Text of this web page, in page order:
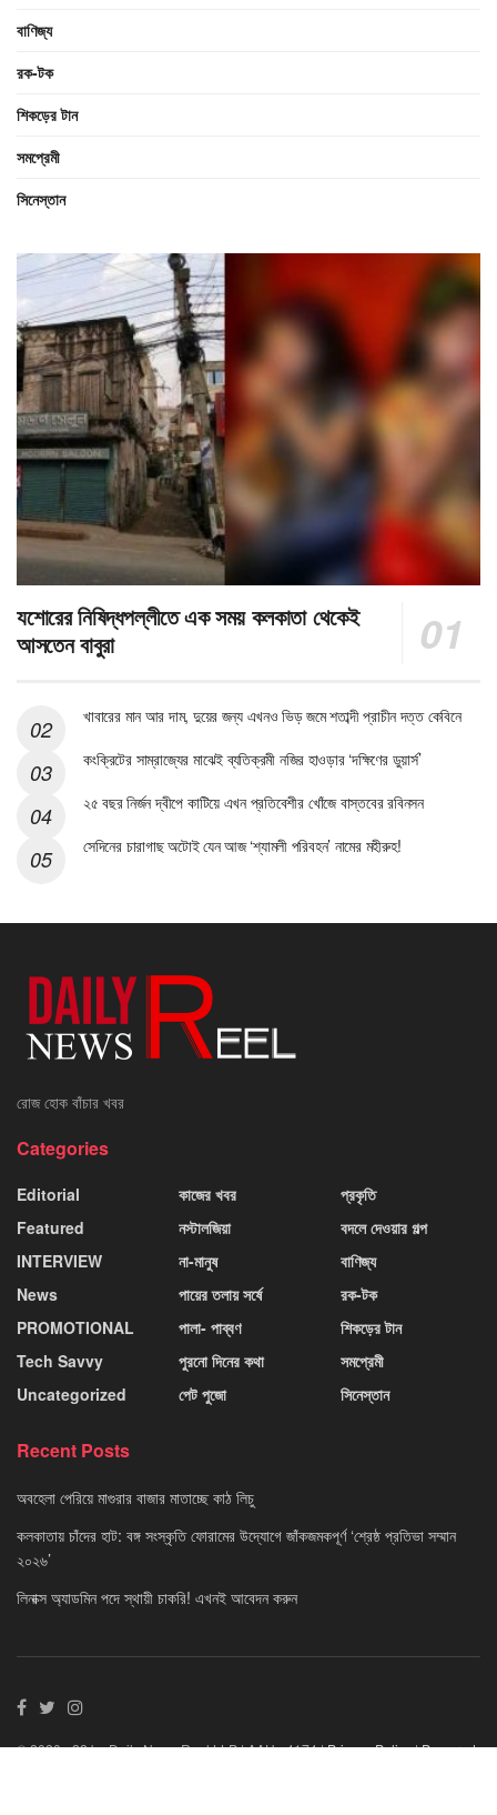
বাণিজ্য
রক-টক
শিকড়ের টান
সমপ্রেমী
সিনেস্তান
যশোরের নিষিদ্ধপল্লীতে এক সময় কলকাতা থেকেই
আসতেন বাবুরা
খাবারের মান আর দাম, দুয়ের জন্য এখনও ভিড় জমে শতাব্দী প্রাচীন দত্ত কেবিনে
কংক্রিটের সাম্রাজ্যের মাঝেই ব্যতিক্রমী নজির হাওড়ার ‘দক্ষিণের ডুয়ার্স’
২৫ বছর নির্জন দ্বীপে কাটিয়ে এখন প্রতিবেশীর খোঁজে বাস্তবের রবিনসন
সেদিনের চারাগাছ অটোই যেন আজ ‘শ্যামলী পরিবহন’ নামের মহীরুহ!
রোজ হোক বাঁচার খবর
Categories
Editorial
Featured
INTERVIEW
News
PROMOTIONAL
Tech Savvy
Uncategorized
কাজের খবর
নস্টালজিয়া
না-মানুষ
পায়ের তলায় সর্ষে
পালা- পাব্বণ
পুরনো দিনের কথা
পেট পুজো
প্রকৃতি
বদলে দেওয়ার গল্প
বাণিজ্য
রক-টক
শিকড়ের টান
সমপ্রেমী
সিনেস্তান
Recent Posts
অবহেলা পেরিয়ে মাগুরার বাজার মাতাচ্ছে কাঠ লিচু
কলকাতায় চাঁদের হাট: বঙ্গ সংস্কৃতি ফোরামের উদ্যোগে জাঁকজমকপূর্ণ ‘শ্রেষ্ঠ প্রতিভা সম্মান
২০২৬’
লিনাক্স অ্যাডমিন পদে স্থায়ী চাকরি! এখনই আবেদন করুন
© 2020 - 22 by Daily News Reel LLP | AAU - 4174 |Privacy Policy|Powered